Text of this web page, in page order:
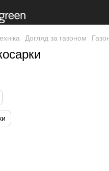
Догляд за газоном